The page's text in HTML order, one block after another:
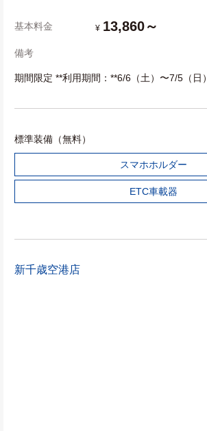
基本料金 ¥ 13,860～
備考
期間限定 **利用期間：**6/6（土）〜7/5（日）
標準装備（無料）
スマホホルダー
ETC車載器
新千歳空港店